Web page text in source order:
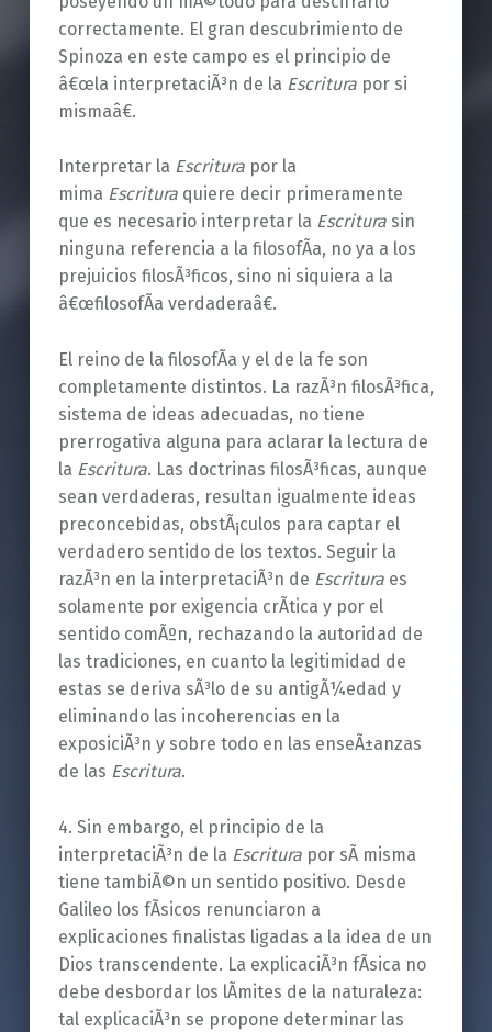
correctamente. El gran descubrimiento de
Spinoza en este campo es el principio de
â€œla interpretaciÃ³n de la Escriturapor si
mismaâ€.
Interpretar la Escriturapor la
mima Escrituraquiere decir primeramente
que es necesario interpretar la Escriturasin
ninguna referencia a la filosofÃ­a, no ya a los
prejuicios filosÃ³ficos, sino ni siquiera a la
â€œfilosofÃ­a verdaderaâ€.
El reino de la filosofÃ­a y el de la fe son
completamente distintos. La razÃ³n filosÃ³fica,
sistema de ideas adecuadas, no tiene
prerrogativa alguna para aclarar la lectura de
la Escritura. Las doctrinas filosÃ³ficas, aunque
sean verdaderas, resultan igualmente ideas
preconcebidas, obstÃ¡culos para captar el
verdadero sentido de los textos. Seguir la
razÃ³n en la interpretaciÃ³n de Escrituraes
solamente por exigencia crÃ­tica y por el
sentido comÃºn, rechazando la autoridad de
las tradiciones, en cuanto la legitimidad de
estas se deriva sÃ³lo de su antigÃ¼edad y
eliminando las incoherencias en la
exposiciÃ³n y sobre todo en las enseÃ±anzas
de las Escritura.
4. Sin embargo, el principio de la
interpretaciÃ³n de la Escriturapor sÃ­ misma
tiene tambiÃ©n un sentido positivo. Desde
Galileo los fÃ­sicos renunciaron a
explicaciones finalistas ligadas a la idea de un
Dios transcendente. La explicaciÃ³n fÃ­sica no
debe desbordar los lÃ­mites de la naturaleza:
tal explicaciÃ³n se propone determinar las